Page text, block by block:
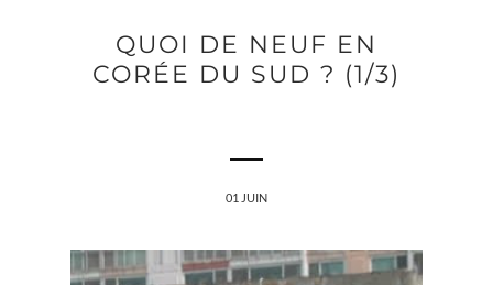
QUOI DE NEUF EN
CORÉE DU SUD ? (1/3)
01 JUIN